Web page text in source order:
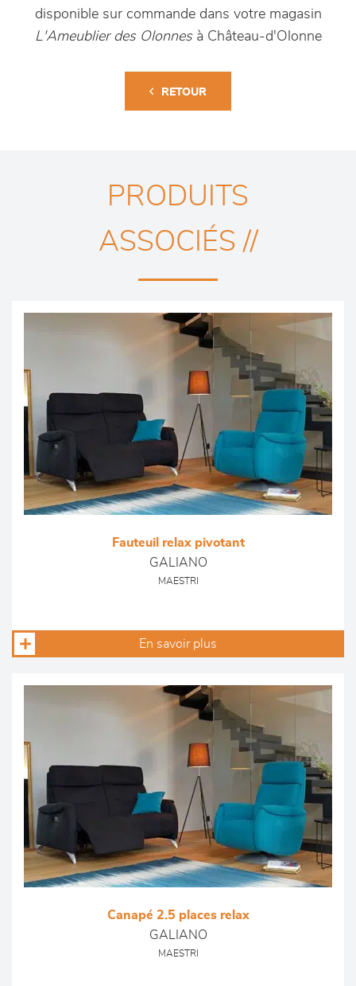
disponible sur commande dans votre magasin
L'Ameublier des Olonnesà Château-d'Olonne
RETOUR
PRODUITS
ASSOCIÉS //
Fauteuil relax pivotant
GALIANO
MAESTRI
En savoir plus
Canapé 2.5 places relax
GALIANO
MAESTRI